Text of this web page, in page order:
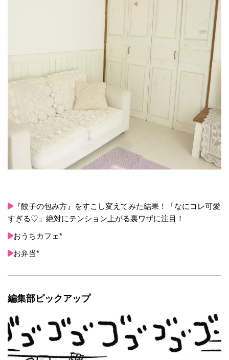
『餃子の包み方』をすこし変えてみた結果！「なにコレ可愛
すぎる♡」絶対にテンション上がる裏ワザに注目！
おうちカフェ*
お弁当*
編集部ピックアップ